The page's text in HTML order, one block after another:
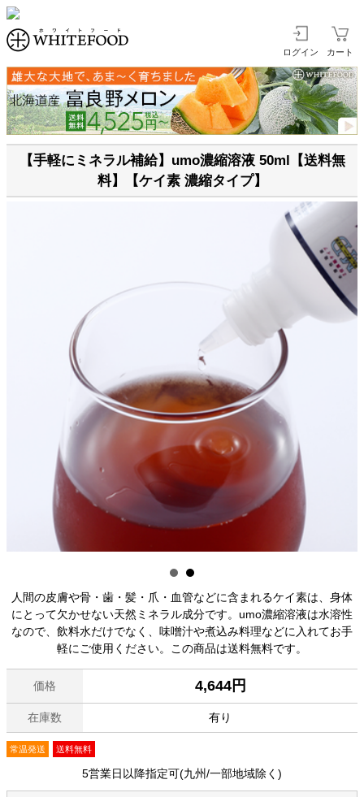
ログイン カート
【手軽にミネラル補給】umo濃縮溶液 50ml【送料無
料】【ケイ素 濃縮タイプ】
人間の皮膚や骨・歯・髪・爪・血管などに含まれるケイ素は、身体
にとって欠かせない天然ミネラル成分です。umo濃縮溶液は水溶性
なので、飲料水だけでなく、味噌汁や煮込み料理などに入れてお手
軽にご使用ください。この商品は送料無料です。
価格 4,644円
在庫数 有り
常温発送 送料無料
5営業日以降指定可(九州/一部地域除く)